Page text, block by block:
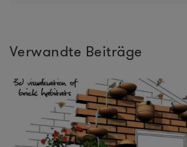
Verwandte Beiträge